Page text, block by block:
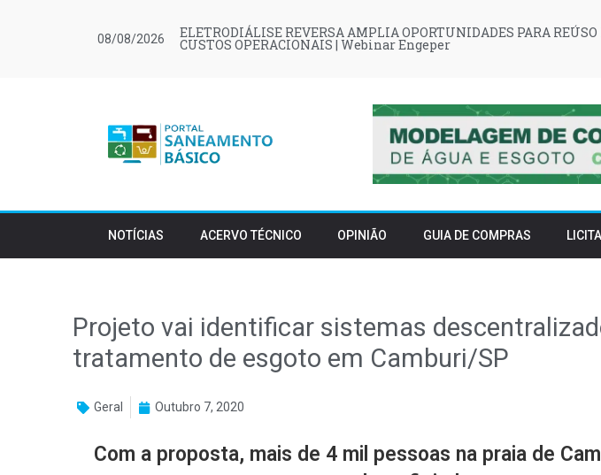
08/08/2026 ELETRODIÁLISE REVERSA AMPLIA OPORTUNIDADES PARA
CUSTOS OPERACIONAIS | Webinar Engeper
NOTÍCIAS ACERVO TÉCNICO OPINIÃO GUIA DE COMPRAS
Projeto vai identificar sistemas
tratamento de esgoto em Camburi/SP
Geral Outubro 7, 2020
Com a proposta, mais de 4 mil pessoas na praia de